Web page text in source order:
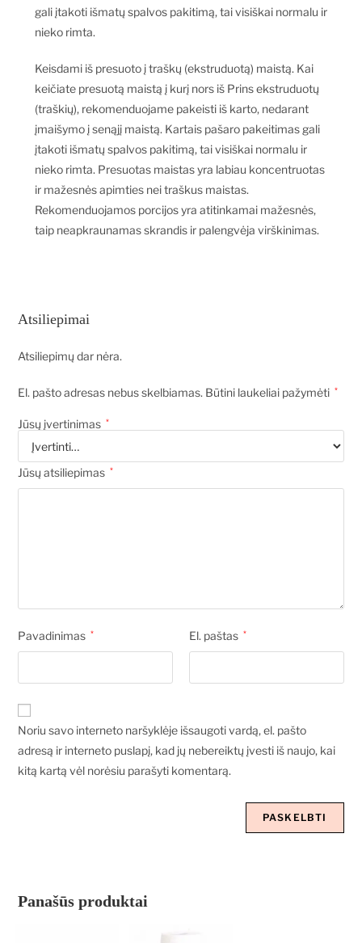
gali įtakoti išmatų spalvos pakitimą, tai visiškai normalu ir
nieko rimta.
Keisdami iš presuoto į traškų (ekstruduotą) maistą. Kai
keičiate presuotą maistą į kurį nors iš Prins ekstruduotų
(traškių), rekomenduojame pakeisti iš karto, nedarant
įmaišymo į senąjį maistą. Kartais pašaro pakeitimas gali
įtakoti išmatų spalvos pakitimą, tai visiškai normalu ir
nieko rimta. Presuotas maistas yra labiau koncentruotas
ir mažesnės apimties nei traškus maistas.
Rekomenduojamos porcijos yra atitinkamai mažesnės,
taip neapkraunamas skrandis ir palengvėja virškinimas.
Atsiliepimai
Atsiliepimų dar nėra.
El. pašto adresas nebus skelbiamas. Būtini laukeliai pažymėti *
Jūsų įvertinimas *
Jūsų atsiliepimas *
Pavadinimas * El. paštas *
Noriu savo interneto naršyklėje išsaugoti vardą, el. pašto
adresą ir interneto puslapį, kad jų nebereiktų įvesti iš naujo, kai
kitą kartą vėl norėsiu parašyti komentarą.
Panašūs produktai